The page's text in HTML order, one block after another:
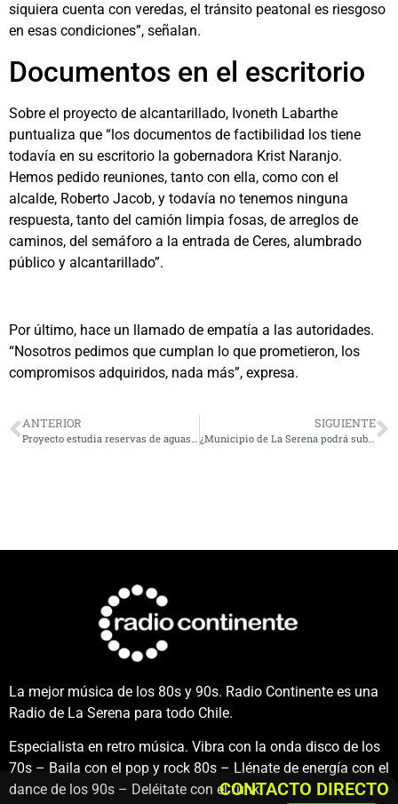
siquiera cuenta con veredas, el tránsito peatonal es riesgoso
en esas condiciones”, señalan.
Documentos en el escritorio
Sobre el proyecto de alcantarillado, Ivoneth Labarthe
puntualiza que “los documentos de factibilidad los tiene
todavía en su escritorio la gobernadora Krist Naranjo.
Hemos pedido reuniones, tanto con ella, como con el
alcalde, Roberto Jacob, y todavía no tenemos ninguna
respuesta, tanto del camión limpia fosas, de arreglos de
caminos, del semáforo a la entrada de Ceres, alumbrado
público y alcantarillado”.
Por último, hace un llamado de empatía a las autoridades.
“Nosotros pedimos que cumplan lo que prometieron, los
compromisos adquiridos, nada más”, expresa.
ANTERIOR SIGUIENTE
¿Municipio de La Serena podrá subarrendar Teatro Centenario? Que dice la Contraloría
La mejor música de los 80s y 90s. Radio Continente es una
Radio de La Serena para todo Chile.
Especialista en retro música. Vibra con la onda disco de los
70s – Baila con el pop y rock 80s – Llénate de energía con el
dance de los 90s – Deléitate con el funk.CONTACTO DIRECTO